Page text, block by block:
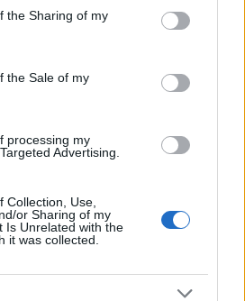
usage behaviour. You may click to
Google and its third-party tags to
specified purposes in below Google
the Sharing of my
the Sale of my
processing my
Advertising.
Collection, Use,
or Sharing of my
Is Unrelated with the
it was collected.
h
s
A
p
p
h
re
articolo
euro dalla Provincia Gallura per
scuole di Olbia